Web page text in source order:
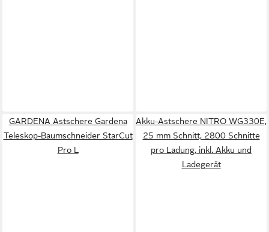
GARDENA Astschere Gardena
Teleskop-Baumschneider StarCut
Pro L
Akku-Astschere NITRO WG330E,
25 mm Schnitt, 2800 Schnitte
pro Ladung, inkl. Akku und
Ladegerät